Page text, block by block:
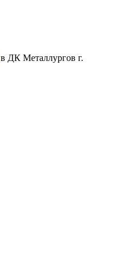
в ДК Металлургов г.